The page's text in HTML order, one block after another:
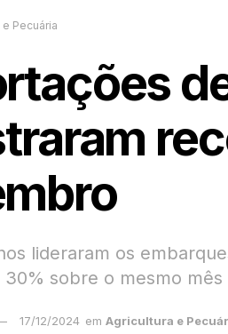
Pecuária
lideraram os
sobre o mesmo mês
17/12/2024 em Agricultura e